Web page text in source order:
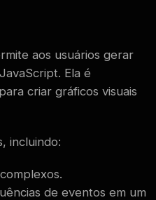
aos usuários gerar
Ela é
criar gráficos visuais
incluindo:
de eventos em um